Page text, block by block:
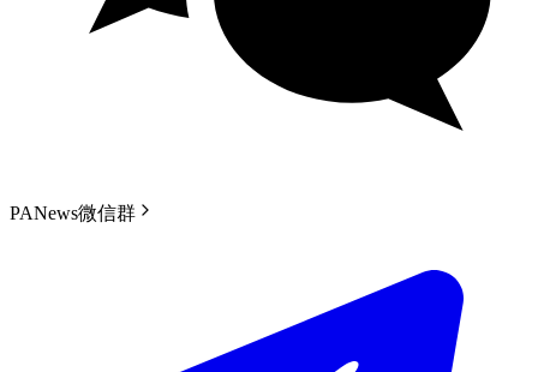
PANews微信群